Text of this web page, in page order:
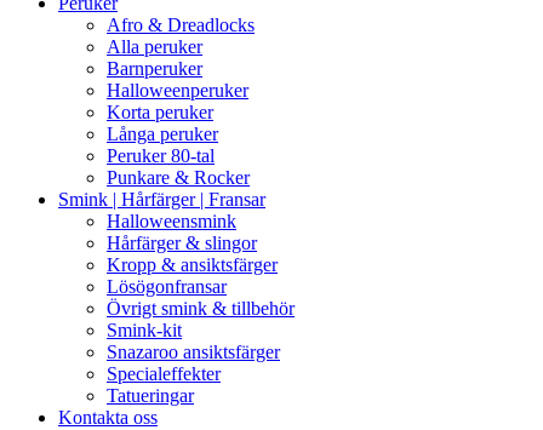
Afro & Dreadlocks
Alla peruker
Barnperuker
Halloweenperuker
Korta peruker
Långa peruker
Peruker 80-tal
Punkare & Rocker
Smink | Hårfärger | Fransar
Halloweensmink
Hårfärger & slingor
Kropp & ansiktsfärger
Lösögonfransar
Övrigt smink & tillbehör
Smink-kit
Snazaroo ansiktsfärger
Specialeffekter
Tatueringar
Kontakta oss